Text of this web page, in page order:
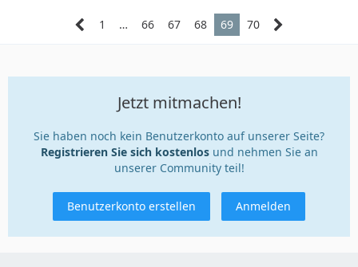
1 … 66 67 68 69 70
Jetzt mitmachen!
Sie haben noch kein Benutzerkonto auf unserer Seite?
Registrieren Sie sich kostenlosund nehmen Sie an
unserer Community teil!
Benutzerkonto erstellen Anmelden